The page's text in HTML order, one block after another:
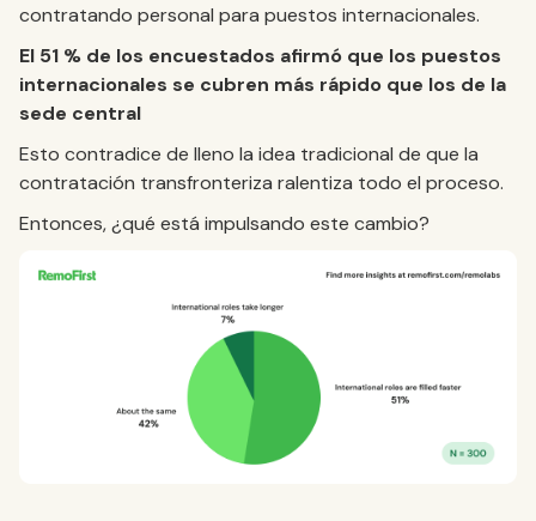
contratando personal para puestos internacionales.
El 51 % de los encuestados afirmó que los puestos
internacionales se cubren más rápido que los de la
sede central
Esto contradice de lleno la idea tradicional de que la
contratación transfronteriza ralentiza todo el proceso.
Entonces, ¿qué está impulsando este cambio?